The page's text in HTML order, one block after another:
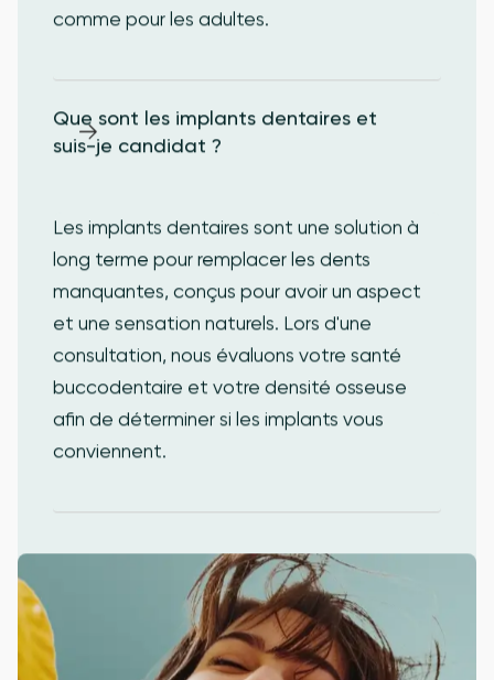
comme pour les adultes.
Que sont les implants dentaires et
suis-je candidat ?
Les implants dentaires sont une solution à
long terme pour remplacer les dents
manquantes, conçus pour avoir un aspect
et une sensation naturels. Lors d'une
consultation, nous évaluons votre santé
buccodentaire et votre densité osseuse
afin de déterminer si les implants vous
conviennent.